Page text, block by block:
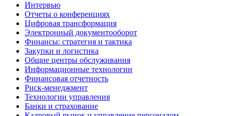
Интервью
Отчеты о конференциях
Цифровая трансформация
Электронный документооборот
Финансы: стратегия и тактика
Закупки и логистика
Общие центры обслуживания
Информационные технологии
Финансовая отчетность
Риск-менеджмент
Технологии управления
Банки и страхование